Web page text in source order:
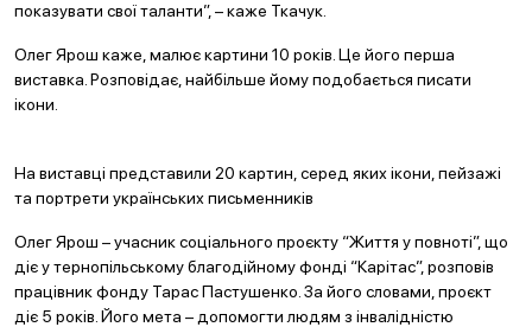
показувати свої таланти”, – каже Ткачук.
Олег Ярош каже, малює картини 10 років. Це його перша
виставка. Розповідає, найбільше йому подобається писати
ікони.
На виставці представили 20 картин, серед яких ікони, пейзажі
та портрети українських письменників
Олег Ярош – учасник соціального проєкту “Життя у повноті”, що
діє у тернопільському благодійному фонді “Карітас”, розповів
працівник фонду Тарас Пастушенко. За його словами, проєкт
діє 5 років. Його мета – допомогти людям з інвалідністю